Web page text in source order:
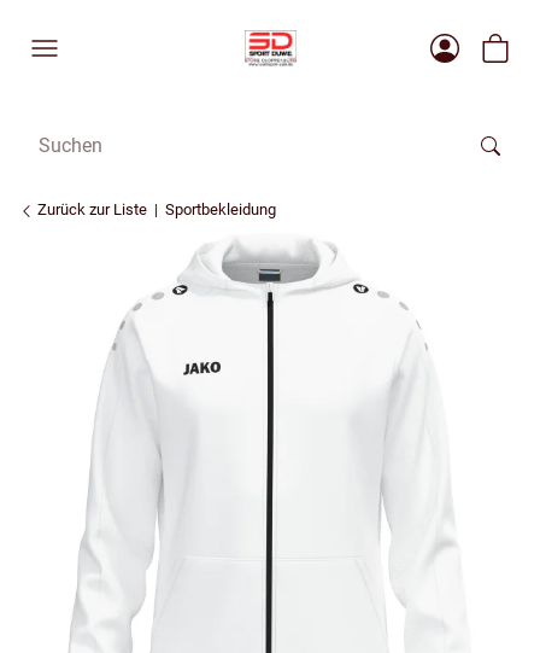
Zurück zur Liste Sportbekleidung